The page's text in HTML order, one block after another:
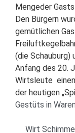
Mengeder
Den Bürgern
gemütlichen
(die Schauburg)
Anfang des 20.
Wirtsleute
der heutigen
Gestüts in
Wirt